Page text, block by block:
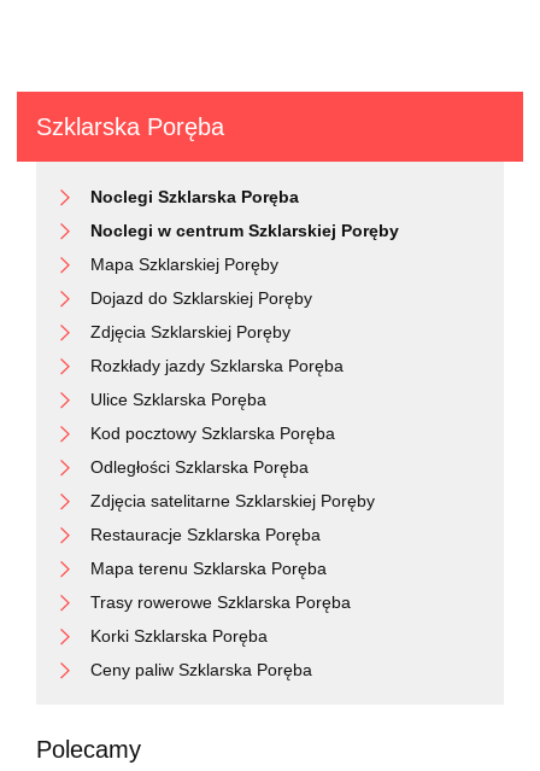
Szklarska Poręba
Noclegi Szklarska Poręba
Noclegi w centrum Szklarskiej Poręby
Mapa Szklarskiej Poręby
Dojazd do Szklarskiej Poręby
Zdjęcia Szklarskiej Poręby
Rozkłady jazdy Szklarska Poręba
Ulice Szklarska Poręba
Kod pocztowy Szklarska Poręba
Odległości Szklarska Poręba
Zdjęcia satelitarne Szklarskiej Poręby
Restauracje Szklarska Poręba
Mapa terenu Szklarska Poręba
Trasy rowerowe Szklarska Poręba
Korki Szklarska Poręba
Ceny paliw Szklarska Poręba
Polecamy